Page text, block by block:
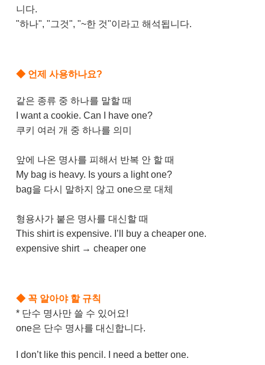
니다.
"하나", "그것", "~한 것"이라고 해석됩니다.
◆언제 사용하나요?
같은 종류 중 하나를 말할 때
I want a cookie. Can I have one?
쿠키 여러 개 중 하나를 의미
앞에 나온 명사를 피해서 반복 안 할 때
My bag is heavy. Is yours a light one?
bag을 다시 말하지 않고 one으로 대체
형용사가 붙은 명사를 대신할 때
This shirt is expensive. I’ll buy a cheaper one.
expensive shirt → cheaper one
◆꼭 알아야 할 규칙
* 단수 명사만 쓸 수 있어요!
one은 단수 명사를 대신합니다.
I don’t like this pencil. I need a better one.